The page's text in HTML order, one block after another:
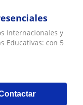
Internacionales y
Educativas: con 5